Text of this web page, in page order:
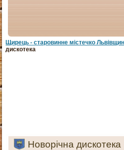
Щирець - старовинне мiстечко
дискотека
Новорічна дискотека